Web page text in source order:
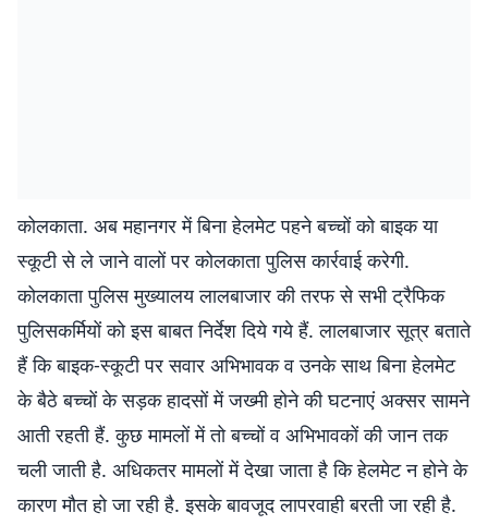
कोलकाता. अब महानगर में बिना हेलमेट पहने बच्चों को बाइक या
स्कूटी से ले जाने वालों पर कोलकाता पुलिस कार्रवाई करेगी.
कोलकाता पुलिस मुख्यालय लालबाजार की तरफ से सभी ट्रैफिक
पुलिसकर्मियों को इस बाबत निर्देश दिये गये हैं. लालबाजार सूत्र बताते
हैं कि बाइक-स्कूटी पर सवार अभिभावक व उनके साथ बिना हेलमेट
के बैठे बच्चों के सड़क हादसों में जख्मी होने की घटनाएं अक्सर सामने
आती रहती हैं. कुछ मामलों में तो बच्चों व अभिभावकों की जान तक
चली जाती है. अधिकतर मामलों में देखा जाता है कि हेलमेट न होने के
कारण मौत हो जा रही है. इसके बावजूद लापरवाही बरती जा रही है.